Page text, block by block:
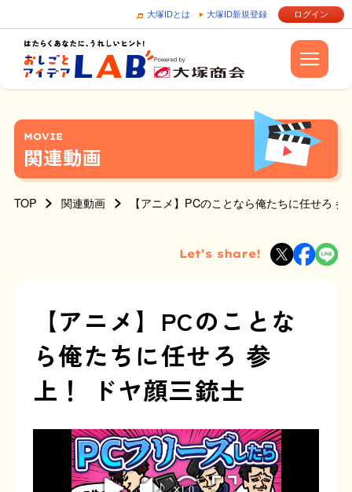
大塚IDとは 大塚ID新規登録 ログイン
MOVIE
関連動画
TOP 関連動画 【アニメ】PCのことなら俺たちに任せろ
Let’s share!
【アニメ】PCのことな
ら俺たちに任せろ 参
上！ ドヤ顔三銃士